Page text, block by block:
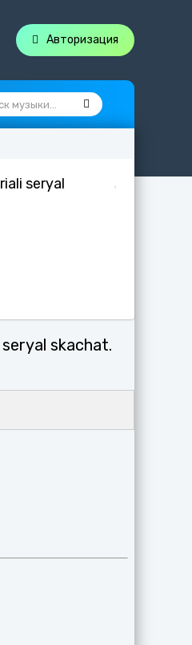
seryal
skachat.
Авторизация